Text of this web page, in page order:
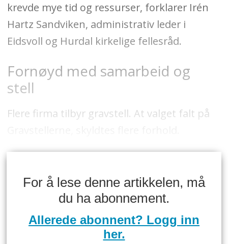
krevde mye tid og ressurser, forklarer Irén
Hartz Sandviken, administrativ leder i
Eidsvoll og Hurdal kirkelige fellesråd.
Fornøyd med samarbeid og
stell
Flere firma tilbyr gravstell. At valget falt på
For å lese denne artikkelen, må
du ha abonnement.
Allerede abonnent? Logg inn
her.